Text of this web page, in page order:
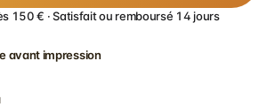
150 € · Satisfait ou remboursé 14 jours
avant impression